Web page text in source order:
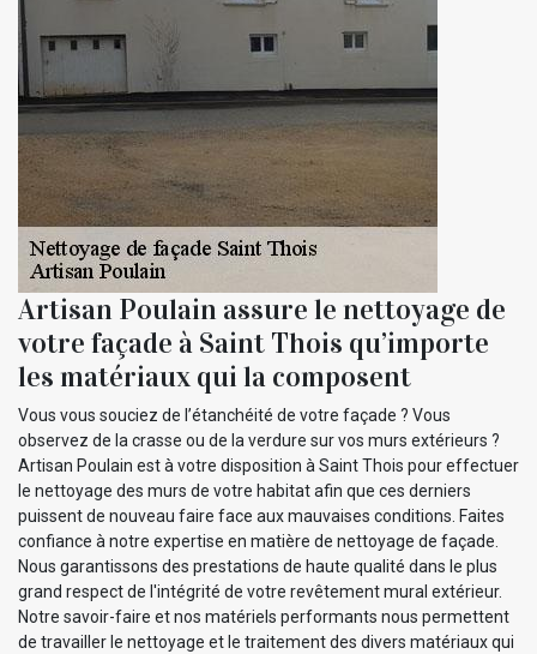
Artisan Poulain assure le nettoyage de
votre façade à Saint Thois qu’importe
les matériaux qui la composent
Vous vous souciez de l’étanchéité de votre façade ? Vous
observez de la crasse ou de la verdure sur vos murs extérieurs ?
Artisan Poulain est à votre disposition à Saint Thois pour effectuer
le nettoyage des murs de votre habitat afin que ces derniers
puissent de nouveau faire face aux mauvaises conditions. Faites
confiance à notre expertise en matière de nettoyage de façade.
Nous garantissons des prestations de haute qualité dans le plus
grand respect de l'intégrité de votre revêtement mural extérieur.
Notre savoir-faire et nos matériels performants nous permettent
de travailler le nettoyage et le traitement des divers matériaux qui